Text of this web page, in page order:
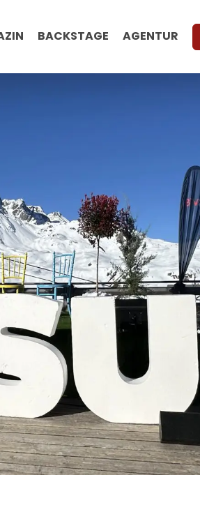
BACKSTAGE AGENTUR